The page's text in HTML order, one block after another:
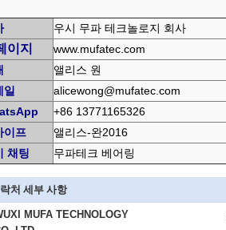
우시 무파 테크놀로지 회사
이지
www.mufatec.com
앨리스 원
일
alicewong@mufatec.com
+86 13771165326
이프
앨리스-완2016
채팅
무파테크 베어링
처 세부 사항
MUFA TECHNOLOGY